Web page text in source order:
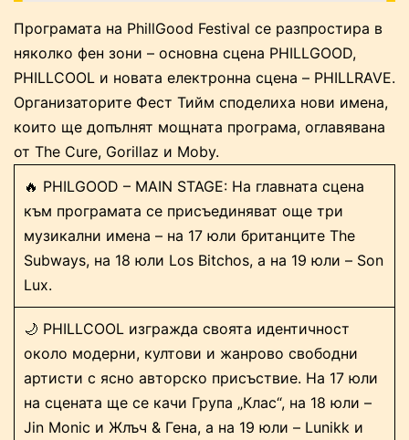
Програмата на PhillGood Festival се разпростира в
няколко фен зони – основна сцена PHILLGOOD,
PHILLCOOL и новата електронна сцена – PHILLRAVE.
Организаторите Фест Тийм споделиха нови имена,
които ще допълнят мощната програма, оглавявана
от The Cure, Gorillaz и Moby.
🔥 PHILGOOD – MAIN STAGE: На главната сцена
към програмата се присъединяват още три
музикални имена – на 17 юли британците The
Subways, на 18 юли Los Bitchos, а на 19 юли – Son
Lux.
🌙 PHILLCOOL изгражда своята идентичност
около модерни, култови и жанрово свободни
артисти с ясно авторско присъствие. На 17 юли
на сцената ще се качи Група „Клас“, на 18 юли –
Jin Monic и Жлъч & Гена, а на 19 юли – Lunikk и